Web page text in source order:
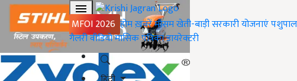
MFOI 2026 होमख़बरेंमौसमखेती-बाड़ीसरकारी योजनाएं
गैलरीवीडियोमासिक पत्रिकाडायरेक्टरी